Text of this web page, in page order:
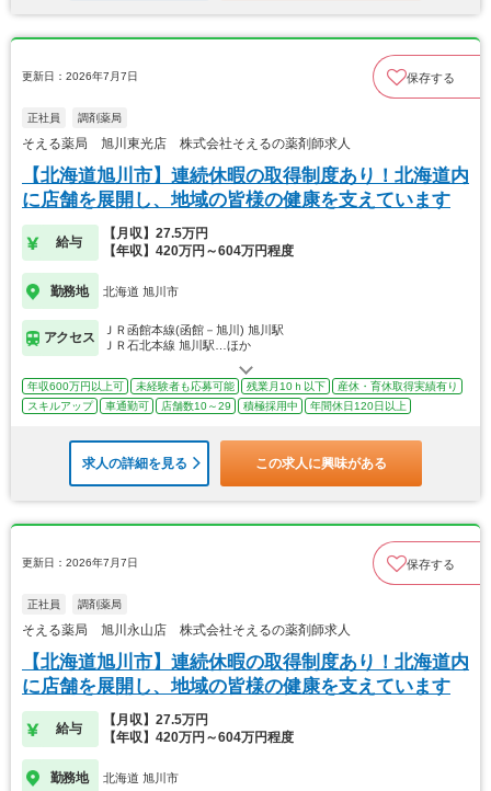
更新日：2026年7月7日 保存する
正社員 調剤薬局
そえる薬局 旭川東光店 株式会社そえるの薬剤師求人
【北海道旭川市】連続休暇の取得制度あり！北海道内
に店舗を展開し、地域の皆様の健康を支えています
給与
【月収】27.5万円
【年収】420万円～604万円程度
勤務地 北海道 旭川市
アクセス
ＪＲ函館本線(函館－旭川) 旭川駅
ＪＲ石北本線 旭川駅…ほか
年収600万円以上可 未経験者も応募可能 残業月10ｈ以下
産休・育休取得実績有り
スキルアップ
車通勤可 店舗数10～29 積極採用中 年間休日120日以上
求人の詳細を見る この求人に興味がある
更新日：2026年7月7日 保存する
正社員 調剤薬局
そえる薬局 旭川永山店 株式会社そえるの薬剤師求人
【北海道旭川市】連続休暇の取得制度あり！北海道内
に店舗を展開し、地域の皆様の健康を支えています
給与
【月収】27.5万円
【年収】420万円～604万円程度
勤務地 北海道 旭川市